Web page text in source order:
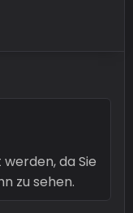
da Sie
zu sehen.